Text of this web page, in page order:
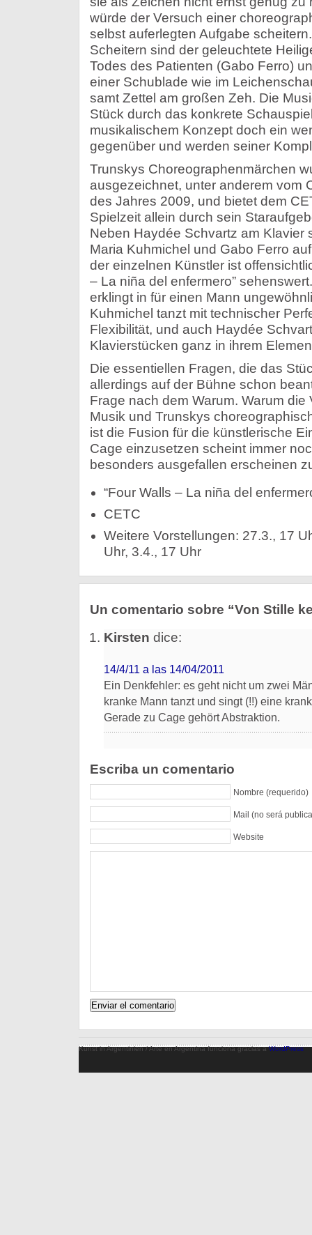
würde der Versuch einer
selbst auferlegten Aufgabe
Scheitern sind der geleuchtete
Todes des Patienten (Gabo Ferro)
einer Schublade wie im
samt Zettel am großen Zeh. Die
Stück durch das konkrete
musikalischem Konzept doch ein
gegenüber und werden seiner
Trunskys Choreographenmärchen
ausgezeichnet, unter anderem vom
des Jahres 2009, und bietet dem
Spielzeit allein durch sein
Neben Haydée Schvartz am Klavier
Maria Kuhmichel und Gabo Ferro
der einzelnen Künstler ist
– La niña del enfermero”
erklingt in für einen Mann
Kuhmichel tanzt mit technischer
Flexibilität, und auch Haydée
Klavierstücken ganz in ihrem
Die essentiellen Fragen, die das
allerdings auf der Bühne schon
Frage nach dem Warum. Warum
Musik und Trunskys
ist die Fusion für die künstlerische
Cage einzusetzen scheint immer
besonders ausgefallen erscheinen
“Four Walls – La niña del
CETC
Weitere Vorstellungen: 27.3., 17
Uhr, 3.4., 17 Uhr
Un comentario sobre “Von Stille
Kirsten dice:
14/4/11 a las 14/04/2011
Ein Denkfehler: es geht nicht um zwei
kranke Mann tanzt und singt (!!) eine
Gerade zu Cage gehört Abstraktion.
Escriba un comentario
Nombre (requerido)
Mail (no será
Website
Kunst in Argentinien / Arte en Argentina funciona gracias aWordPress